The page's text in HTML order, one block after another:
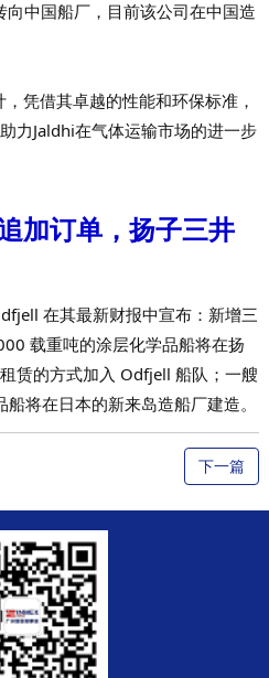
中国船厂，目前该公司在中国造
凭借其卓越的性能和环保标准，
力Jaldhi在气体运输市场的进一步
加订单，扬子三井
在其最新财报中宣布：新增三
载重吨的涂层化学品船将在扬
赁的方式加入 Odfjell 船队；一艘
将在日本的新来岛造船厂建造。
下一篇